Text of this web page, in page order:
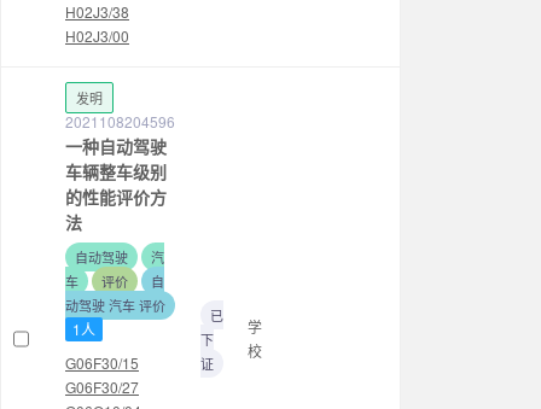
H02J3/38
H02J3/00
发明
2021108204596
一种自动驾驶
车辆整车级别
的性能评价方
法
自动驾驶
汽
车
评价
自
动驾驶 汽车 评价
1人
G06F30/15
G06F30/27
已
下
证
学
校